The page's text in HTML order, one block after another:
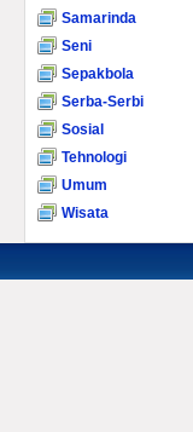
Samarinda
Seni
Sepakbola
Serba-Serbi
Sosial
Tehnologi
Umum
Wisata